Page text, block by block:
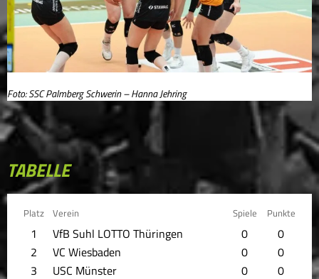
Foto: SSC Palmberg Schwerin – Hanna Jehring
TABELLE
Platz Verein Spiele Punkte
1 VfB Suhl LOTTO Thüringen 0
0
2
VC Wiesbaden 0
0
3
USC Münster 0
0